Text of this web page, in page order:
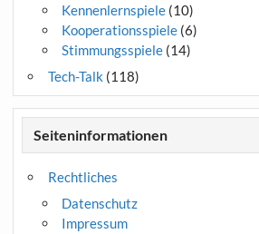
Kennenlernspiele(10)
Kooperationsspiele(6)
Stimmungsspiele(14)
Tech-Talk (118)
Seiteninformationen
Rechtliches
Datenschutz
Impressum